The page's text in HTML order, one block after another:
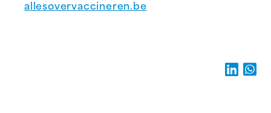
allesovervaccineren.be